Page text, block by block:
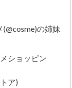
の姉妹
ショッピン
ア)